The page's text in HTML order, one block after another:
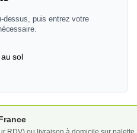
dessus, puis entrez votre
sol